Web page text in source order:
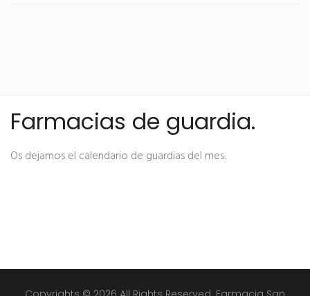
Farmacias de guardia.
Os dejamos el calendario de guardias del mes.